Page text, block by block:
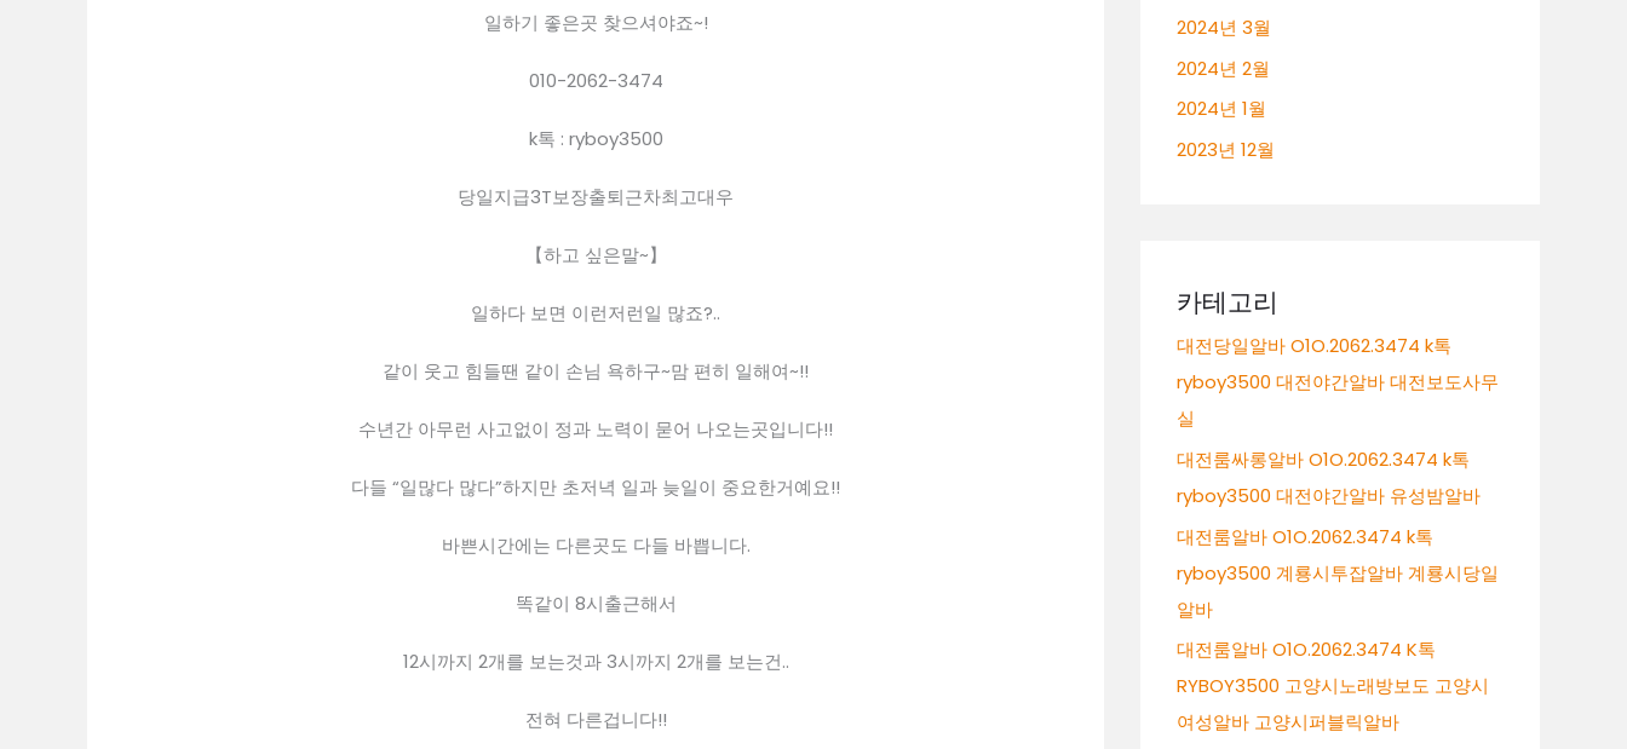
일하기 좋은곳 찾으셔야죠~!
010-2062-3474
k톡 : ryboy3500
당일지급3T보장출퇴근차최고대우
【하고 싶은말~】
일하다 보면 이런저런일 많죠?..
같이 웃고 힘들땐 같이 손님 욕하구~맘 편히 일해여~!!
수년간 아무런 사고없이 정과 노력이 묻어 나오는곳입니다!!
다들 “일많다 많다”하지만 초저녁 일과 늦일이 중요한거예요!!
바쁜시간에는 다른곳도 다들 바쁩니다.
똑같이 8시출근해서
12시까지 2개를 보는것과 3시까지 2개를 보는건..
전혀 다른겁니다!!
2024년 3월
2024년 2월
2024년 1월
2023년 12월
카테고리
대전당일알바 O1O.2062.3474 k톡
ryboy3500 대전야간알바 대전보도사무
실
대전룸싸롱알바 O1O.2062.3474 k톡
ryboy3500 대전야간알바 유성밤알바
대전룸알바 O1O.2062.3474 k톡
ryboy3500 계룡시투잡알바 계룡시당일
알바
대전룸알바 O1O.2062.3474 K톡
RYBOY3500 고양시노래방보도 고양시
여성알바 고양시퍼블릭알바